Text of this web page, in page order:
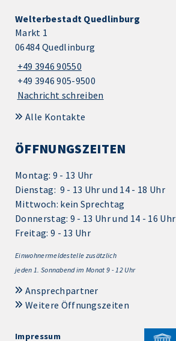
Welterbestadt Quedlinburg
Markt 1
06484 Quedlinburg
+49 3946 90550
+49 3946 905-9500
Nachricht schreiben
Alle Kontakte
ÖFFNUNGSZEITEN
Montag: 9 - 13 Uhr
Dienstag: 9 - 13 Uhr und 14 - 18 Uhr
Mittwoch: kein Sprechtag
Donnerstag: 9 - 13 Uhr und 14 - 16 Uhr
Freitag: 9 - 13 Uhr
Einwohnermeldestelle zusätzlich
jeden 1. Sonnabend im Monat 9 - 12 Uhr
Ansprechpartner
Weitere Öffnungszeiten
Impressum